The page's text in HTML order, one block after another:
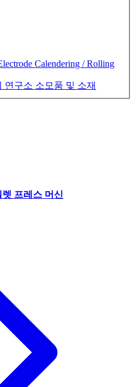
Calendering / Rolling
연구소 소모품 및 소재
프레스 머신